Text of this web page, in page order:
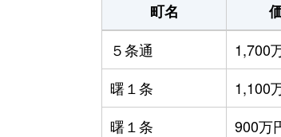
町名
５条通
1,700
曙１条
1,100
曙１条
900万